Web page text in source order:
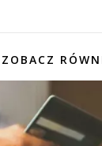
ZOBACZ